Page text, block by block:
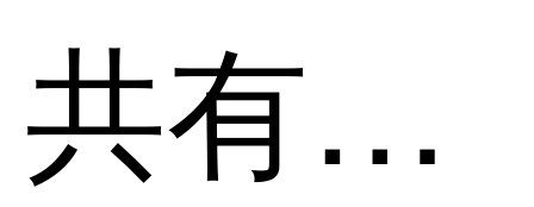
命
共有分类：开发者工具